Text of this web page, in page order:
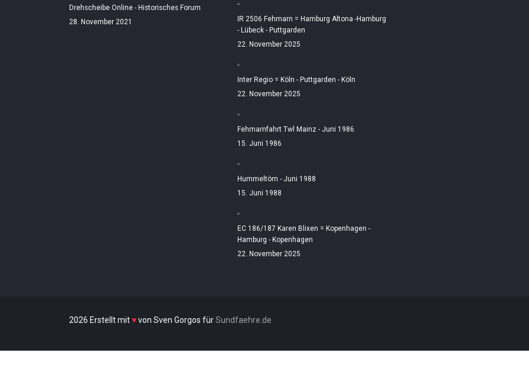
Drehscheibe Online - Historisches Forum
28. November 2021
IR 2506 Fehmarn = Hamburg Altona -Hamburg
- Lübeck - Puttgarden
22. November 2025
Inter Regio = Köln - Puttgarden - Köln
22. November 2025
Fehmarnfahrt Twl Mainz - Juni 1986
15. Juni 1986
Hummeltörn - Juni 1988
15. Juni 1988
EC 186/187 Karen Blixen = Kopenhagen -
Hamburg - Kopenhagen
22. November 2025
2026 Erstellt mit♥von Sven Gorgos fürSundfaehre.de